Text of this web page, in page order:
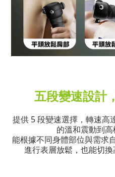
五段變速設計
提供 5 段變速選擇，轉速高
的溫和震動到高
能根據不同身體部位與需求
進行表層放鬆，也能切換